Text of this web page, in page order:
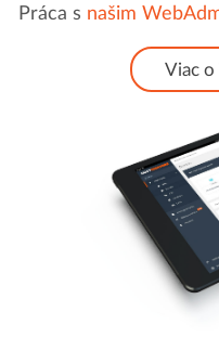
Práca s našim
Viac